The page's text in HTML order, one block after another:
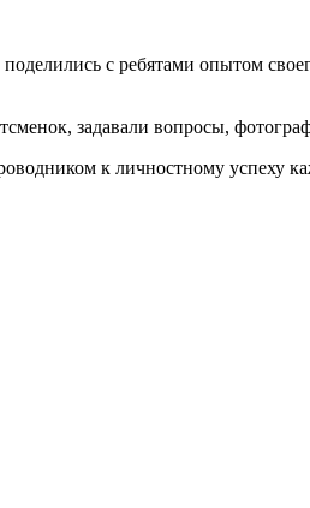
с ребятами опытом
задавали вопросы,
к личностному успеху